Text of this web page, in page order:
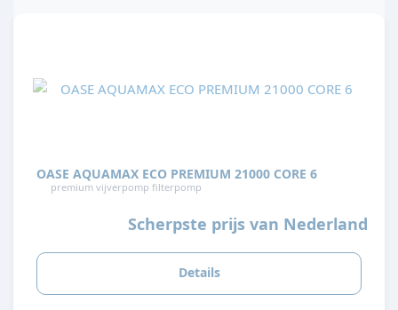
OASE AQUAMAX ECO PREMIUM 21000 CORE 6
premium vijverpomp filterpomp
Scherpste prijs van Nederland
Details